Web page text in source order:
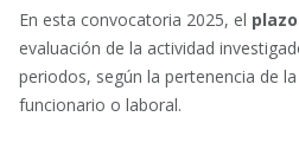
En esta convocatoria 2025, el
evaluación de la actividad
periodos, según la pertenencia de
funcionario o laboral.